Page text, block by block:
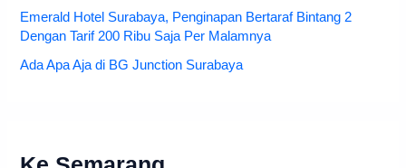
Emerald Hotel Surabaya, Penginapan Bertaraf Bintang 2
Dengan Tarif 200 Ribu Saja Per Malamnya
Ada Apa Aja di BG Junction Surabaya